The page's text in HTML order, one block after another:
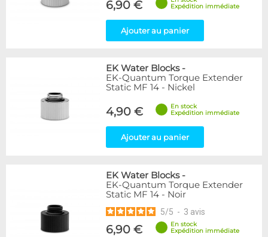
6,90 €
Expédition immédiate
Ajouter au panier
EK Water Blocks-
EK-Quantum Torque Extender
Static MF 14 - Nickel
4,90 €
En stock
Expédition immédiate
Ajouter au panier
EK Water Blocks-
EK-Quantum Torque Extender
Static MF 14 - Noir
5/5 - 3 avis
6,90 €
En stock
Expédition immédiate